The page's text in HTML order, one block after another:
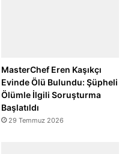
MasterChef Eren Kaşıkçı
Evinde Ölü Bulundu: Şüpheli
Ölümle İlgili Soruşturma
Başlatıldı
29 Temmuz 2026